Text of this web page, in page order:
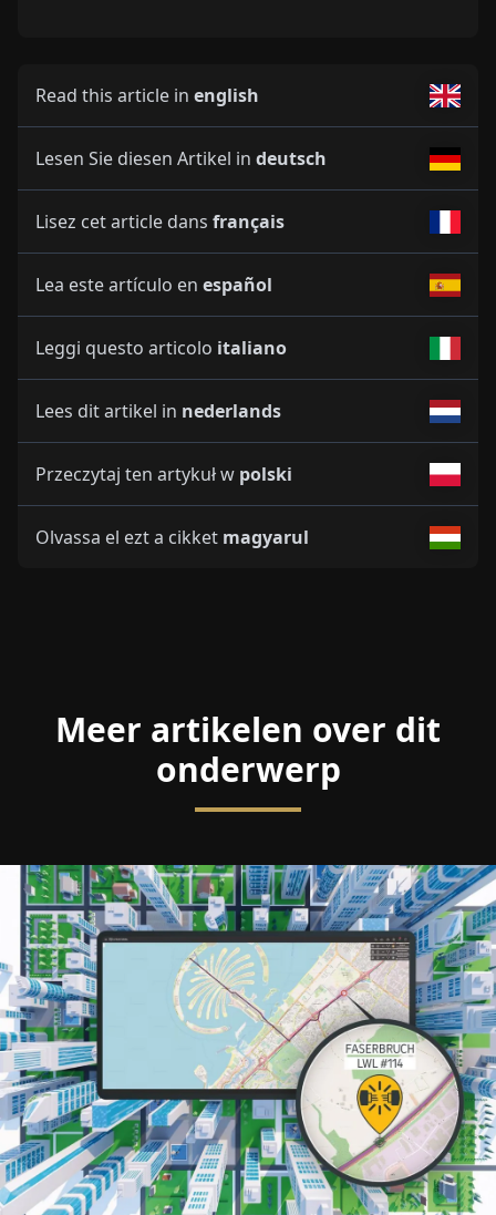
Read this article in english
Lesen Sie diesen Artikel in deutsch
Lisez cet article dans français
Lea este artículo en español
Leggi questo articolo italiano
Lees dit artikel in nederlands
Przeczytaj ten artykuł w polski
Olvassa el ezt a cikket magyarul
Meer artikelen over dit
onderwerp